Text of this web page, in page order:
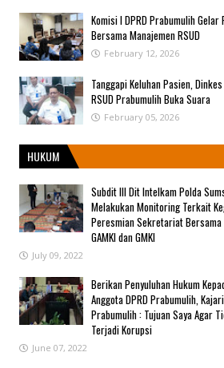
Komisi I DPRD Prabumulih Gelar
Bersama Manajemen RSUD
February 12, 2026
Tanggapi Keluhan Pasien,
RSUD Prabumulih Buka Suara
February 05, 2026
HUKUM
Subdit III Dit Intelkam Polda
Melakukan Monitoring Terkait
Peresmian Sekretariat Bersama
GAMKI dan GMKI
July 09, 2022
Berikan Penyuluhan Hukum
Anggota DPRD Prabumulih, Kajari
Prabumulih : Tujuan Saya Agar
Terjadi Korupsi
June 07, 2022